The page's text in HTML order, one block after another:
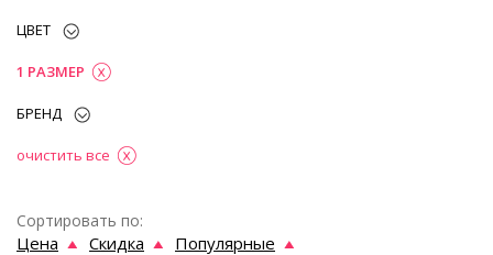
ЦВЕТ
1 РАЗМЕР
БРЕНД
очистить все
Сортировать по:
Цена Скидка Популярные